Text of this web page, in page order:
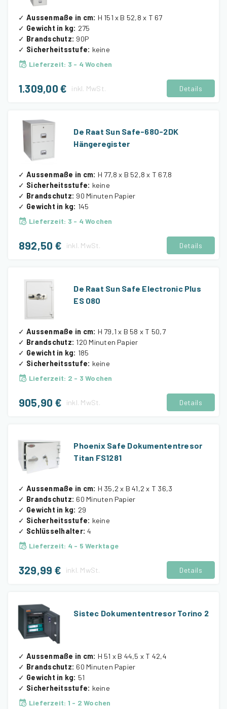
✓ Aussenmaße in cm: H 151 x B 52,8 x T 67
✓ Gewicht in kg: 275
✓ Brandschutz: 90P
✓ Sicherheitsstufe: keine
Lieferzeit: 3 - 4 Wochen
1.309,00 € inkl. MwSt. Details
De Raat Sun Safe-680-2DK
Hängeregister
✓ Aussenmaße in cm: H 77,8 x B 52,8 x T 67,8
✓ Sicherheitsstufe: keine
✓ Brandschutz: 90 Minuten Papier
✓ Gewicht in kg: 145
Lieferzeit: 3 - 4 Wochen
892,50 € inkl. MwSt. Details
De Raat Sun Safe Electronic Plus
ES 080
✓ Aussenmaße in cm: H 79,1 x B 58 x T 50,7
✓ Brandschutz: 120 Minuten Papier
✓ Gewicht in kg: 185
✓ Sicherheitsstufe: keine
Lieferzeit: 2 - 3 Wochen
905,90 € inkl. MwSt. Details
Phoenix Safe Dokumententresor
Titan FS1281
✓ Aussenmaße in cm: H 35,2 x B 41,2 x T 36,3
✓ Brandschutz: 60 Minuten Papier
✓ Gewicht in kg: 29
✓ Sicherheitsstufe: keine
✓ Schlüsselhalter:4
Lieferzeit: 4 - 5 Werktage
329,99 € inkl. MwSt. Details
Sistec Dokumententresor Torino 2
✓ Aussenmaße in cm: H 51 x B 44,5 x T 42,4
✓ Brandschutz: 60 Minuten Papier
✓ Gewicht in kg: 51
✓ Sicherheitsstufe: keine
Lieferzeit: 1 - 2 Wochen